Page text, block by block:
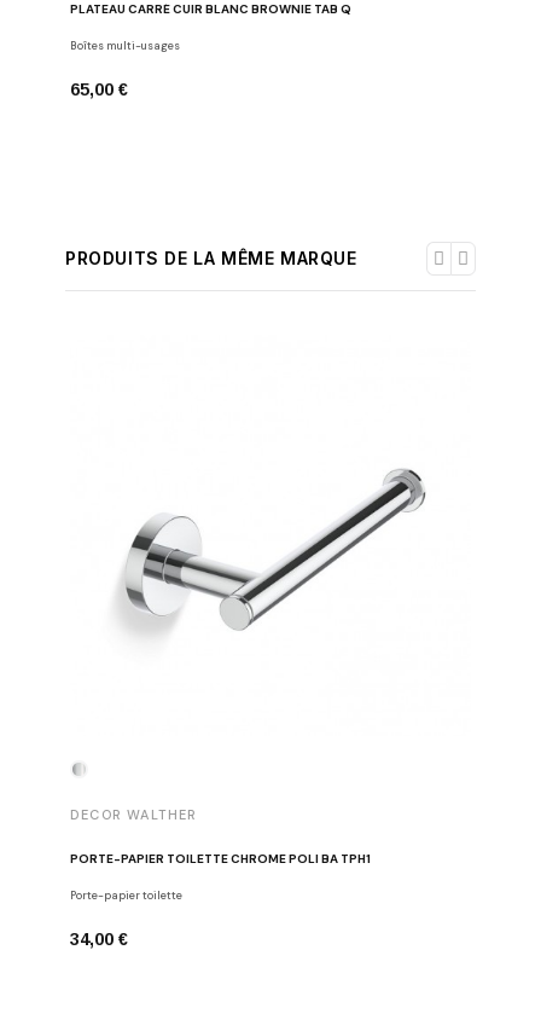
PLATEAU CARRÉ CUIR BLANC BROWNIE TAB Q
Boîtes multi-usages
65,00 €
PRODUITS DE LA MÊME MARQUE
DECOR WALTHER
PORTE-PAPIER TOILETTE CHROME POLI BA TPH1
Porte-papier toilette
34,00 €